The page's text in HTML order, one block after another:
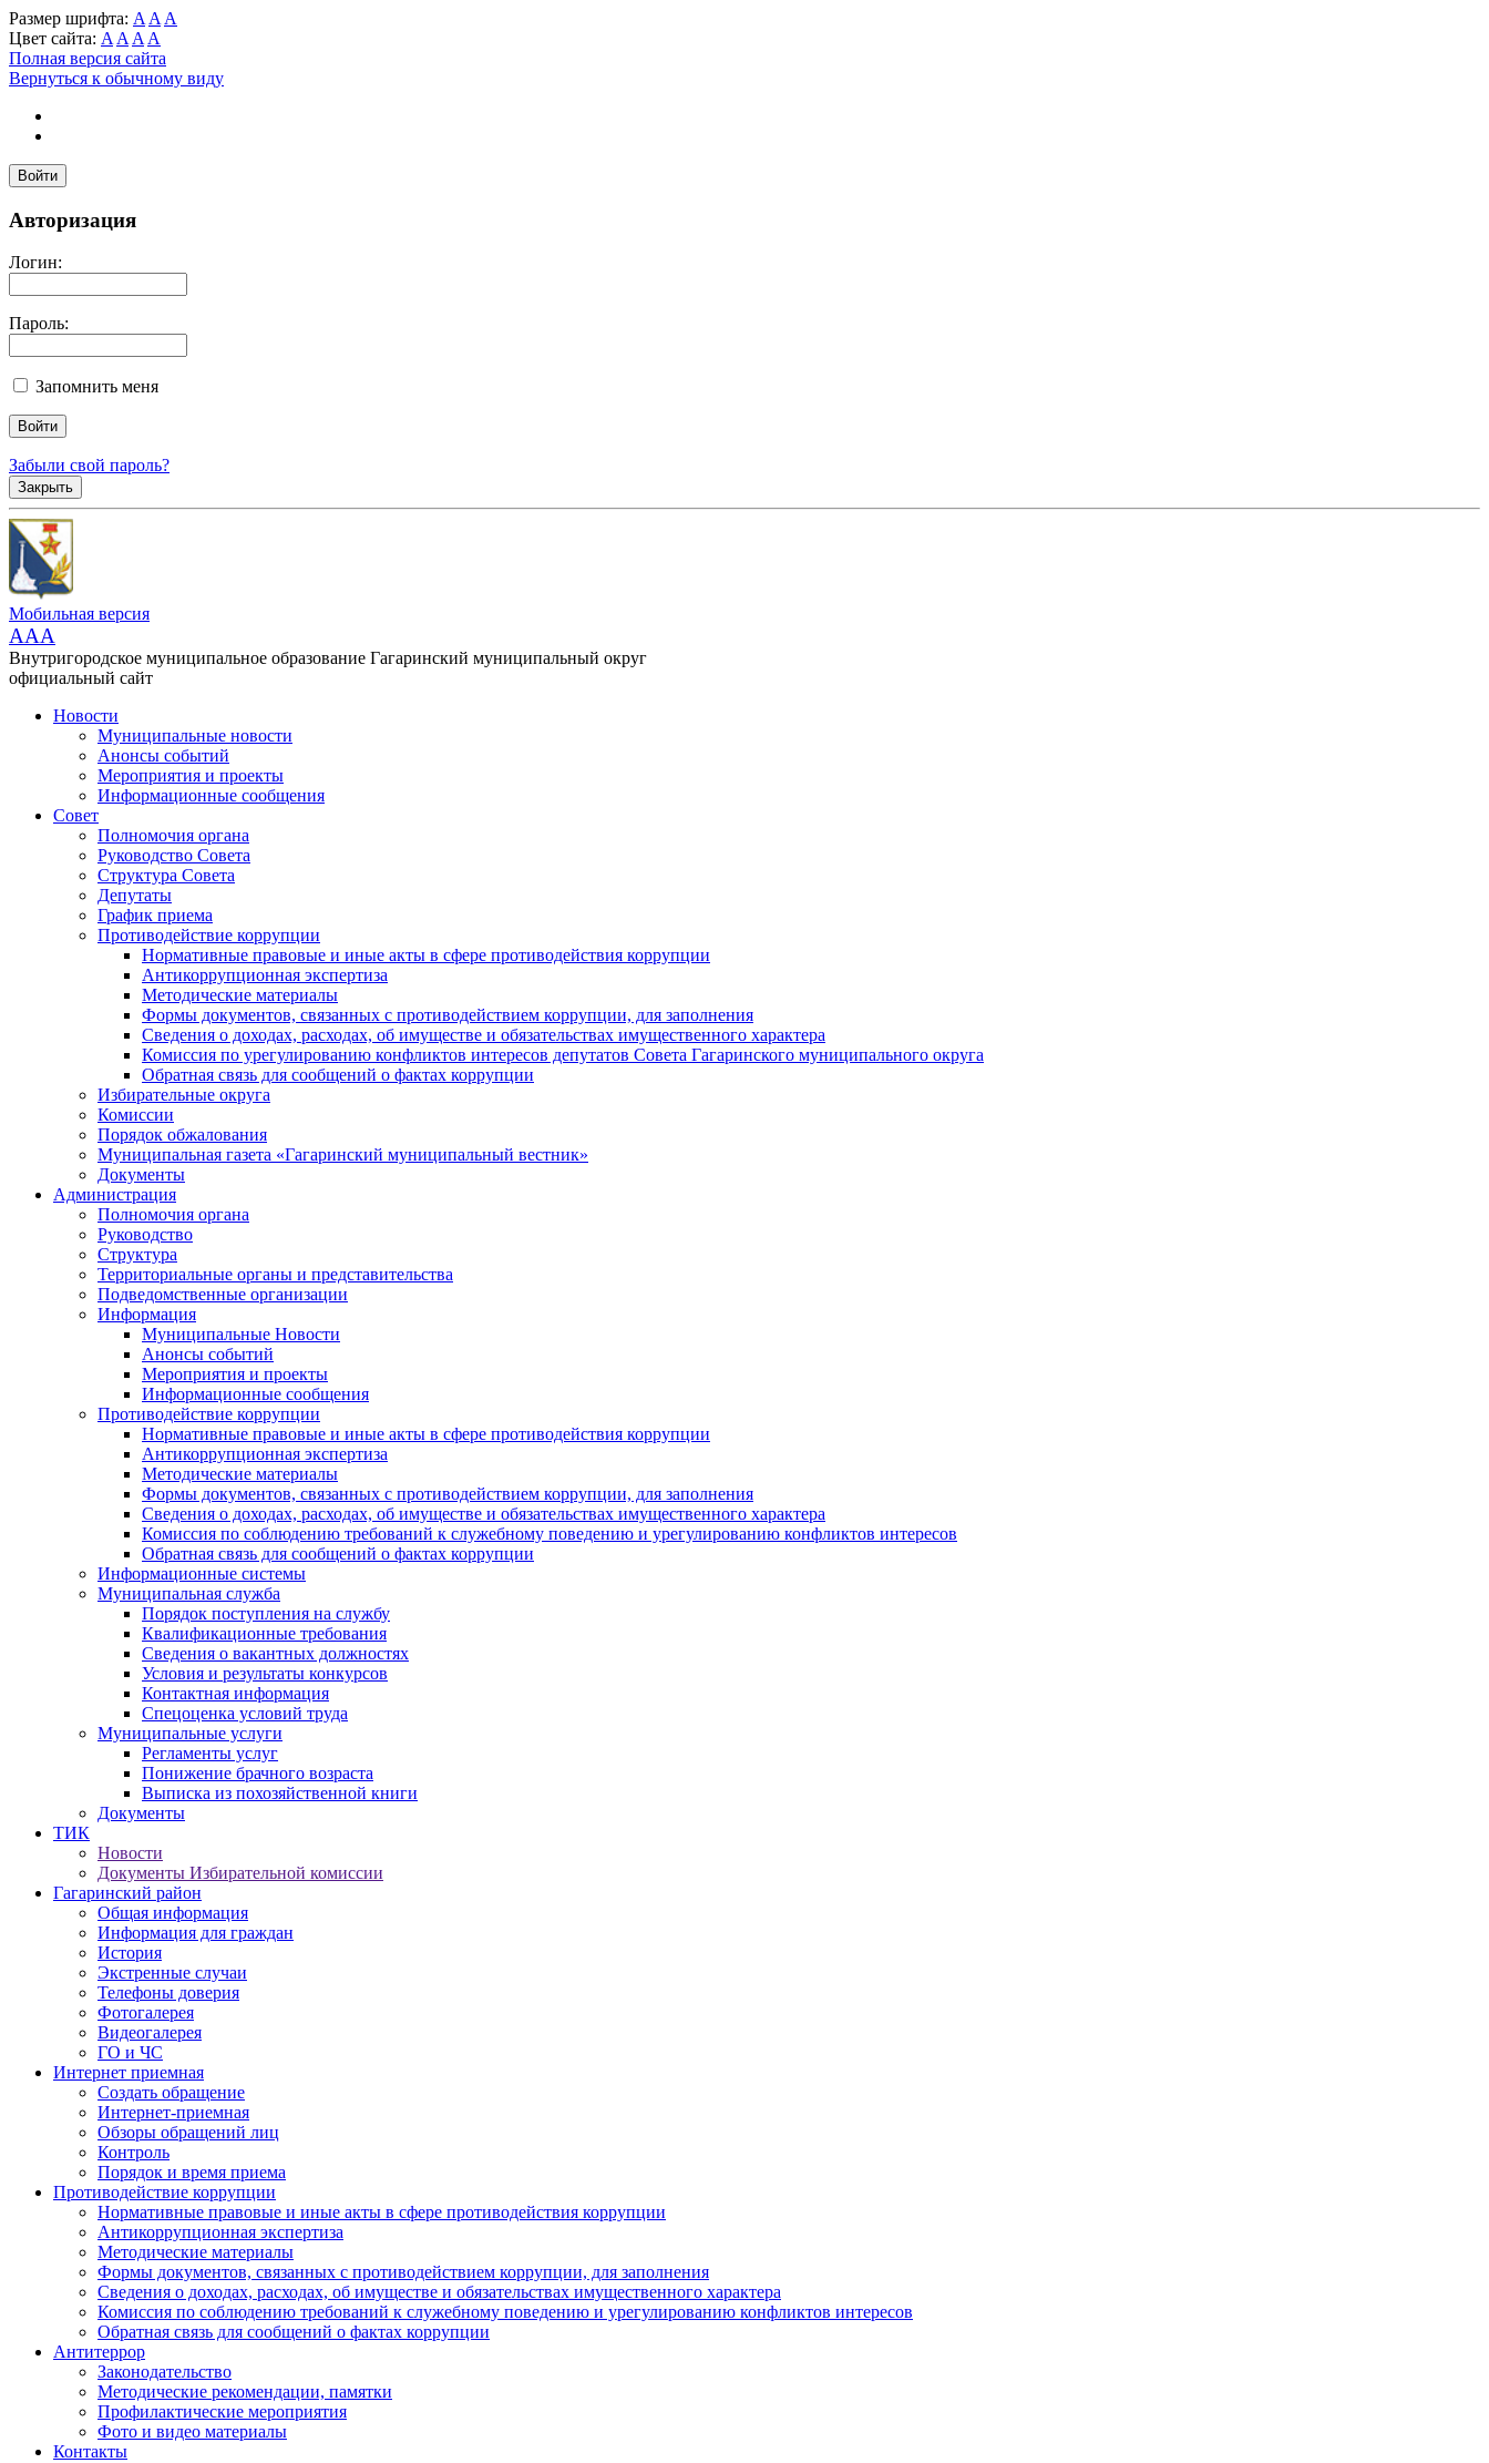
Размер шрифта: A A A
Цвет сайта: A A A A
Полная версия сайта
Вернуться к обычному виду
Войти
Авторизация
Логин:
Пароль:
Запомнить меня
Забыли свой пароль?
Закрыть
Мобильная версия
AAA
Внутригородское муниципальное образование Гагаринский муниципальный округ
официальный сайт
Новости
Муниципальные новости
Анонсы событий
Мероприятия и проекты
Информационные сообщения
Совет
Полномочия органа
Руководство Совета
Структура Совета
Депутаты
График приема
Противодействие коррупции
Нормативные правовые и иные акты в сфере противодействия коррупции
Антикоррупционная экспертиза
Методические материалы
Формы документов, связанных с противодействием коррупции, для заполнения
Сведения о доходах, расходах, об имуществе и обязательствах имущественного характера
Комиссия по урегулированию конфликтов интересов депутатов Совета Гагаринского муниципального округа
Обратная связь для сообщений о фактах коррупции
Избирательные округа
Комиссии
Порядок обжалования
Муниципальная газета «Гагаринский муниципальный вестник»
Документы
Администрация
Полномочия органа
Руководство
Структура
Территориальные органы и представительства
Подведомственные организации
Информация
Муниципальные Новости
Анонсы событий
Мероприятия и проекты
Информационные сообщения
Противодействие коррупции
Нормативные правовые и иные акты в сфере противодействия коррупции
Антикоррупционная экспертиза
Методические материалы
Формы документов, связанных с противодействием коррупции, для заполнения
Сведения о доходах, расходах, об имуществе и обязательствах имущественного характера
Комиссия по соблюдению требований к служебному поведению и урегулированию конфликтов интересов
Обратная связь для сообщений о фактах коррупции
Информационные системы
Муниципальная служба
Порядок поступления на службу
Квалификационные требования
Сведения о вакантных должностях
Условия и результаты конкурсов
Контактная информация
Спецоценка условий труда
Муниципальные услуги
Регламенты услуг
Понижение брачного возраста
Выписка из похозяйственной книги
Документы
ТИК
Новости
Документы Избирательной комиссии
Гагаринский район
Общая информация
Информация для граждан
История
Экстренные случаи
Телефоны доверия
Фотогалерея
Видеогалерея
ГО и ЧС
Интернет приемная
Создать обращение
Интернет-приемная
Обзоры обращений лиц
Контроль
Порядок и время приема
Противодействие коррупции
Нормативные правовые и иные акты в сфере противодействия коррупции
Антикоррупционная экспертиза
Методические материалы
Формы документов, связанных с противодействием коррупции, для заполнения
Сведения о доходах, расходах, об имуществе и обязательствах имущественного характера
Комиссия по соблюдению требований к служебному поведению и урегулированию конфликтов интересов
Обратная связь для сообщений о фактах коррупции
Антитеррор
Законодательство
Методические рекомендации, памятки
Профилактические мероприятия
Фото и видео материалы
Контакты